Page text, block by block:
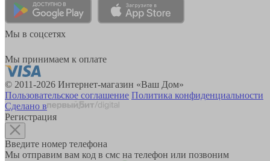
Мы в соцсетях
Мы принимаем к оплате
© 2011-2026 Интернет-магазин «Ваш Дом»
Пользовательское соглашение Политика конфиденциальности
Сделано в
Регистрация
Введите номер телефона
Мы отправим вам код в смс на телефон или позвоним